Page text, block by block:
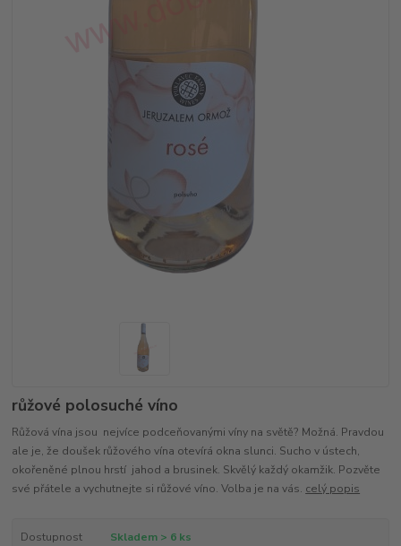
růžové polosuché víno
Růžová vína jsou nejvíce podceňovanými víny na světě? Možná. Pravdou
ale je, že doušek růžového vína otevírá okna slunci. Sucho v ústech,
okořeněné plnou hrstí jahod a brusinek. Skvělý každý okamžik. Pozvěte
své přátele a vychutnejte si růžové víno. Volba je na vás. celý popis
Dostupnost Skladem > 6 ks